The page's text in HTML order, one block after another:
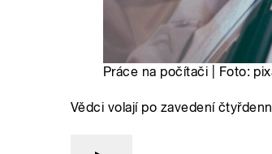
Práce na počítači | Foto:
Vědci volají po zavedení